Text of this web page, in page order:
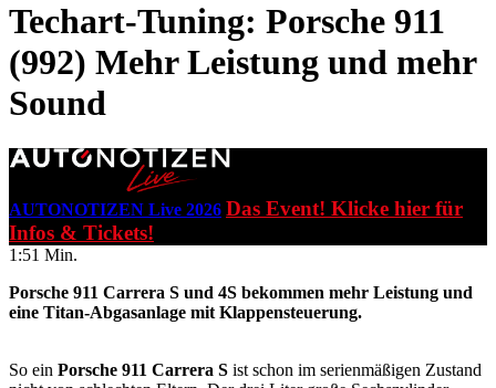
Techart-Tuning: Porsche 911
(992) Mehr Leistung und mehr
Sound
AUTONOTIZEN Live 2026 Das Event! Klicke hier für
Infos & Tickets!
1:51 Min.
Porsche 911 Carrera S und 4S bekommen mehr Leistung und
eine Titan-Abgasanlage mit Klappensteuerung.
So ein Porsche 911 Carrera S ist schon im serienmäßigen Zustand